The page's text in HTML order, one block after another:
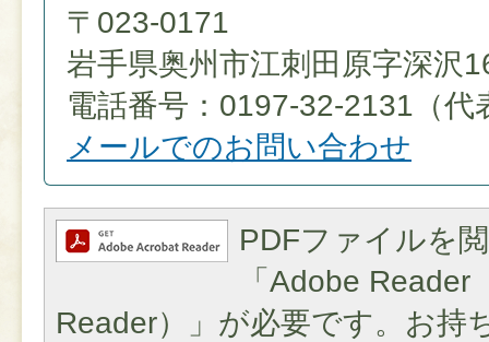
〒023-0171
岩手県奥州市江刺田原字深沢
電話番号：0197-32-2131（代
メールでのお問い合わせ
PDFファイルを
「Adobe Reader
Reader）」が必要です。お持